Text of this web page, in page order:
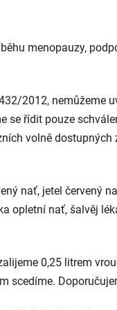
menopauzy,
2012, nemůžeme
se řídit pouze
volně dostupných
nať, jetel červený
opletní nať, šalvěj
0,25 litrem
scedíme.